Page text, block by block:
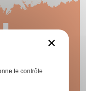
!
×
le contrôle